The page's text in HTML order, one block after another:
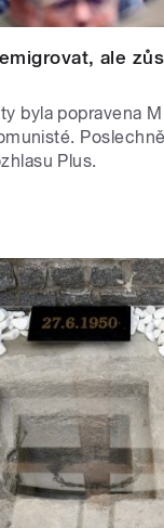
ale
byla popravena
Plus.